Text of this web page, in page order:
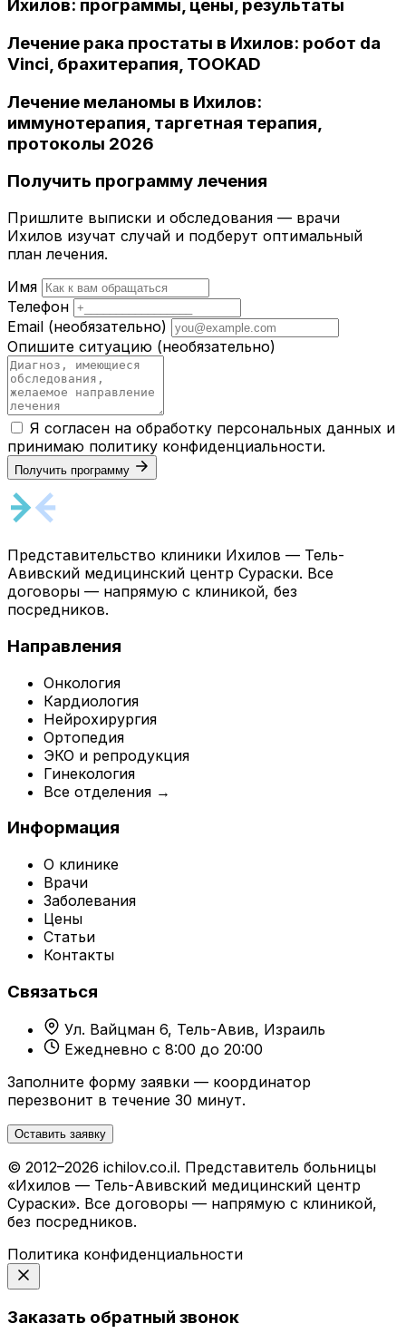
Ихилов: программы, цены, результаты
Лечение рака простаты в Ихилов: робот da
Vinci, брахитерапия, TOOKAD
Лечение меланомы в Ихилов:
иммунотерапия, таргетная терапия,
протоколы 2026
Получить программу лечения
Пришлите выписки и обследования — врачи
Ихилов изучат случай и подберут оптимальный
план лечения.
Имя
Телефон
Email (необязательно)
Опишите ситуацию (необязательно)
Я согласен на обработку персональных данных и
принимаю политику конфиденциальности.
Получить программу
Представительство клиники Ихилов — Тель-
Авивский медицинский центр Сураски. Все
договоры — напрямую с клиникой, без
посредников.
Направления
Онкология
Кардиология
Нейрохирургия
Ортопедия
ЭКО и репродукция
Гинекология
Все отделения →
Информация
О клинике
Врачи
Заболевания
Цены
Статьи
Контакты
Связаться
Ул. Вайцман 6, Тель-Авив, Израиль
Ежедневно с 8:00 до 20:00
Заполните форму заявки — координатор
перезвонит в течение 30 минут.
Оставить заявку
© 2012–2026 ichilov.co.il. Представитель больницы
«Ихилов — Тель-Авивский медицинский центр
Сураски». Все договоры — напрямую с клиникой,
без посредников.
Политика конфиденциальности
Заказать обратный звонок